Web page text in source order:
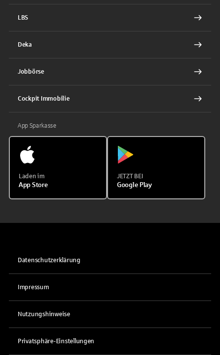
LBS
Deka
Jobbörse
Cockpit Immobilie
App Sparkasse
Laden im
App Store
JETZT BEI
Google Play
Datenschutzerklärung
Impressum
Nutzungshinweise
Privatsphäre-Einstellungen